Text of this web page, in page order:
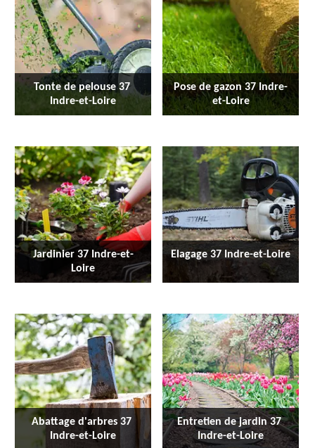
Tonte de pelouse 37
Indre-et-Loire
Pose de gazon 37 Indre-
et-Loire
Jardinier 37 Indre-et-
Loire
Elagage 37 Indre-et-Loire
Abattage d'arbres 37
Indre-et-Loire
Entretien de jardin 37
Indre-et-Loire